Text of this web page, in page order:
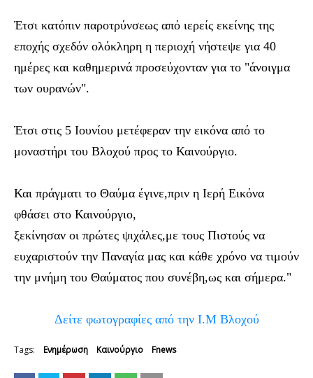
Έτσι κατόπιν παροτρύνσεως από ιερείς εκείνης της
εποχής σχεδόν ολόκληρη η περιοχή νήστεψε για 40
ημέρες και καθημερινά προσεύχονταν για το "άνοιγμα
των ουρανών".
Έτσι στις 5 Ιουνίου μετέφεραν την εικόνα από το
μοναστήρι του Βλοχού προς το Καινούργιο.
Και πράγματι το Θαύμα έγινε,πριν η Ιερή Εικόνα
φθάσει στο Καινούργιο,
ξεκίνησαν οι πρώτες ψιχάλες,με τους Πιστούς να
ευχαριστούν την Παναγία μας και κάθε χρόνο να τιμούν
την μνήμη του Θαύματος που συνέβη,ως και σήμερα."
Δείτε φωτογραφίες από την Ι.Μ Βλοχού
Tags: Ενημέρωση Καινούργιο Fnews